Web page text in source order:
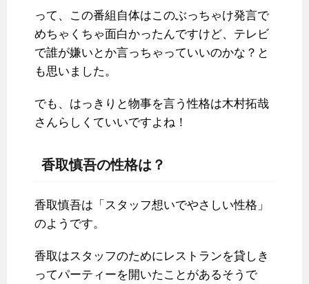
って、この番組自体はこのぶっちゃけ発言で
めちゃくちゃ面白かったんですけど、テレビ
で誰が嫌いとか言っちゃっていいのかな？と
も思いました。
でも、はっきりと物事を言う性格は木村拓哉
さんらしくていいですよね！
香取慎吾の性格は？
香取慎吾は「スタッフ想いでやさしい性格」
のようです。
香取はスタッフのためにレストランを貸しき
ってパーティーを開いたことがあるそうで